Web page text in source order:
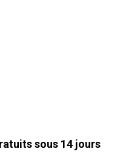
sous 14 jours